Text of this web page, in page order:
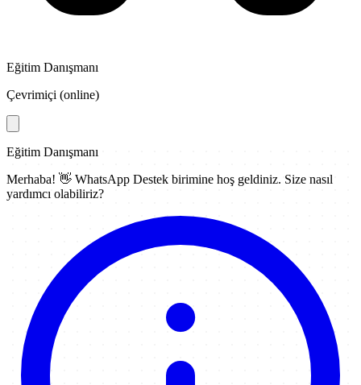
Eğitim Danışmanı
Çevrimiçi (online)
Eğitim Danışmanı
Merhaba! 👋 WhatsApp Destek birimine hoş geldiniz. Size nasıl
yardımcı olabiliriz?